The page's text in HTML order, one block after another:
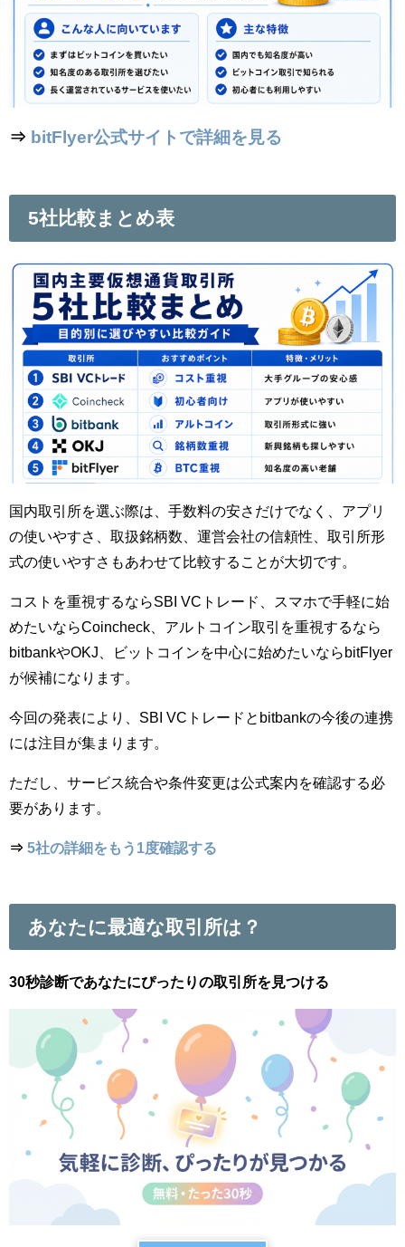
⇒ bitFlyer公式サイトで詳細を見る
5社比較まとめ表
国内取引所を選ぶ際は、手数料の安さだけでなく、アプリ
の使いやすさ、取扱銘柄数、運営会社の信頼性、取引所形
式の使いやすさもあわせて比較することが大切です。
コストを重視するならSBI VCトレード、スマホで手軽に始
めたいならCoincheck、アルトコイン取引を重視するなら
bitbankやOKJ、ビットコインを中心に始めたいならbitFlyer
が候補になります。
今回の発表により、SBI VCトレードとbitbankの今後の連携
には注目が集まります。
ただし、サービス統合や条件変更は公式案内を確認する必
要があります。
⇒ 5社の詳細をもう1度確認する
あなたに最適な取引所は？
30秒診断であなたにぴったりの取引所を見つける